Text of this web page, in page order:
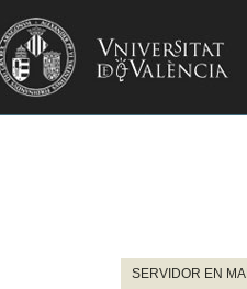
SERVIDOR EN